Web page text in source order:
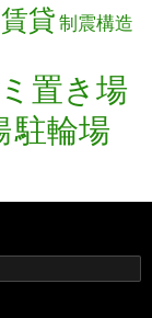
貸制震構造
置き場
駐輪場